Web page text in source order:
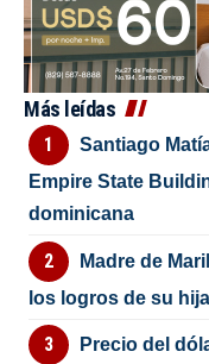
Más leídas
Santiago
Empire State
dominicana
Madre de
los logros de su hija
Precio del